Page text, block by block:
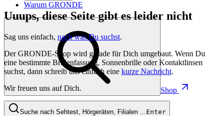
Warum GRONDE
Shop
Uuups, diese Seite gibt es leider nicht
Sag uns einfach, nach was Du suchst.
Der GRONDE-Shop wird gerade für Dich umgebaut. Wenn Du
eine bestimmte Brillenfassung, Sonnenbrille oder Kontaktlinsen
suchst, dann schreib uns einfach eine kurze Nachricht.
Wir freuen uns auf Dich.
Suche nach Sehtest, Hörgeräten, Filialen … Enter